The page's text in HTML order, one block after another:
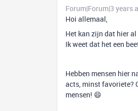
Forum|Forum|3 years
Hoi allemaal,
Het kan zijn dat hier
Ik weet dat het een
Hebben mensen hier
acts, minst favoriete?
mensen! 😄